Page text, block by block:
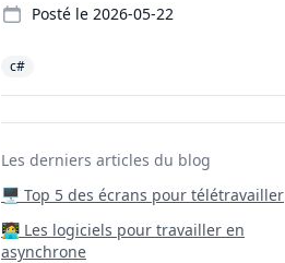
Posté le 2026-05-22
c#
Les derniers articles du blog
🖥️ Top 5 des écrans pour télétravailler
‍🧑‍💻 Les logiciels pour travailler en
asynchrone